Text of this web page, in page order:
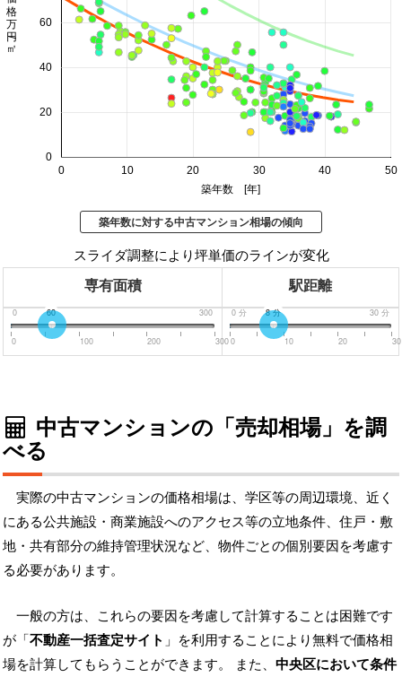
0 10 20 30 40 50
0
20
40
60
築年数 [年]
価格 万円/㎡
築年数に対する中古マンション相場の傾向
スライダ調整により坪単価のラインが変化
専有面積 駅距離
0 300
60
0 100 200 300
0分 30分
8分
0 10 20 30
中古マンションの「売却相場」を調
べる
実際の中古マンションの価格相場は、学区等の周辺環境、近く
にある公共施設・商業施設へのアクセス等の立地条件、住戸・敷
地・共有部分の維持管理状況など、物件ごとの個別要因を考慮す
る必要があります。
一般の方は、これらの要因を考慮して計算することは困難です
が「不動産一括査定サイト 」を利用することにより無料で価格相
場を計算してもらうことができます。 また、 中央区において条件